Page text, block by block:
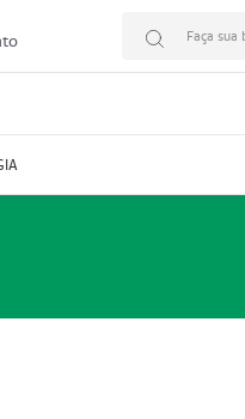
Faça sua